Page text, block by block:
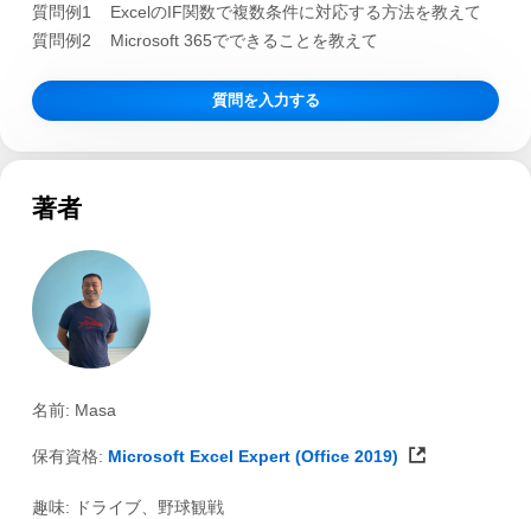
質問例1
ExcelのIF関数で複数条件に対応する方法を教えて
質問例2
Microsoft 365でできることを教えて
質問を入力する
著者
名前: Masa
保有資格: Microsoft Excel Expert (Office 2019)
趣味: ドライブ、野球観戦